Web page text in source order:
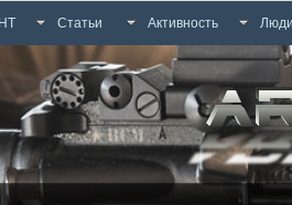
Статьи Активность Люди